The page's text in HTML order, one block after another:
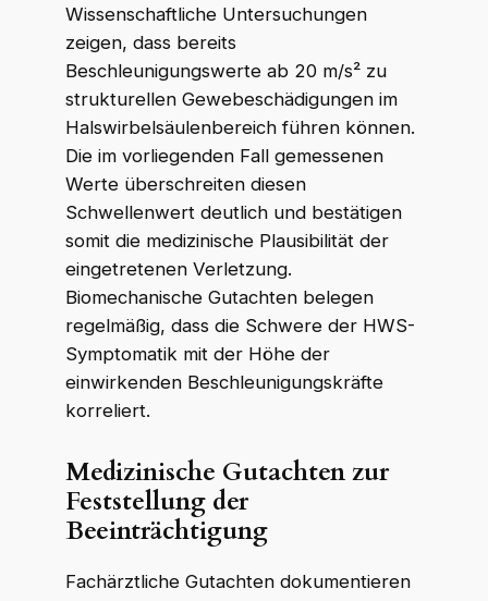
Wissenschaftliche Untersuchungen
zeigen, dass bereits
Beschleunigungswerte ab 20 m/s² zu
strukturellen Gewebeschädigungen im
Halswirbelsäulenbereich führen können.
Die im vorliegenden Fall gemessenen
Werte überschreiten diesen
Schwellenwert deutlich und bestätigen
somit die medizinische Plausibilität der
eingetretenen Verletzung.
Biomechanische Gutachten belegen
regelmäßig, dass die Schwere der HWS-
Symptomatik mit der Höhe der
einwirkenden Beschleunigungskräfte
korreliert.
Medizinische Gutachten zur
Feststellung der
Beeinträchtigung
Fachärztliche Gutachten dokumentieren